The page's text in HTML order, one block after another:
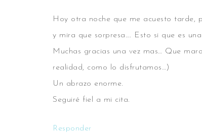
Hoy otra noche que me acuesto tarde,
y mira que sorpresa…. Esto si que es
Muchas gracias una vez mas… Que
realidad, como lo disfrutamos…)
Un abrazo enorme.
Seguiré fiel a mi cita.
Responder